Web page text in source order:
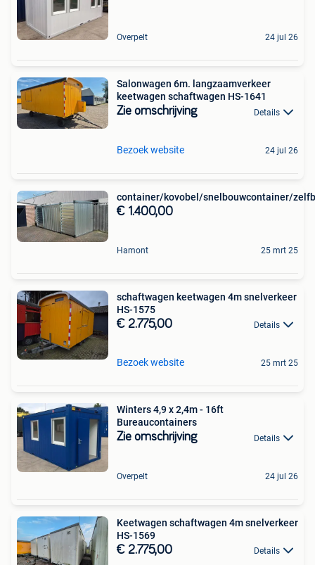
Overpelt 24 jul 26
Salonwagen 6m. langzaamverkeer
keetwagen schaftwagen HS-1641
Zie omschrijving Details
Bezoek website 24 jul 26
container/kovobel/snelbouwcontainer/
€ 1.400,00
Hamont 25 mrt 25
schaftwagen keetwagen 4m snelverkeer
HS-1575
€ 2.775,00 Details
Bezoek website 25 mrt 25
Winters 4,9 x 2,4m - 16ft
Bureaucontainers
Zie omschrijving Details
Overpelt 24 jul 26
Keetwagen schaftwagen 4m snelverkeer
HS-1569
€ 2.775,00 Details